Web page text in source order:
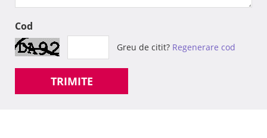
Cod
Greu de citit? Regenerare cod
TRIMITE